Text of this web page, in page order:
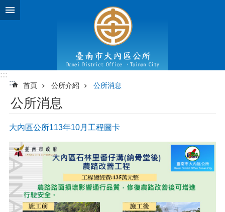
跳到主要內容區塊
:::
:::
首頁 公所介紹 公所消息
公所消息
大內區公所113年10月工程圖卡